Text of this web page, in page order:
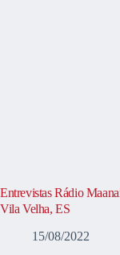
Entrevistas Rádio
Vila Velha, ES
15/08/2022